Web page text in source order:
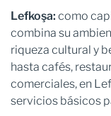
Lefkoşa: como
combina su
riqueza cultural y
hasta cafés,
comerciales, en
servicios básicos